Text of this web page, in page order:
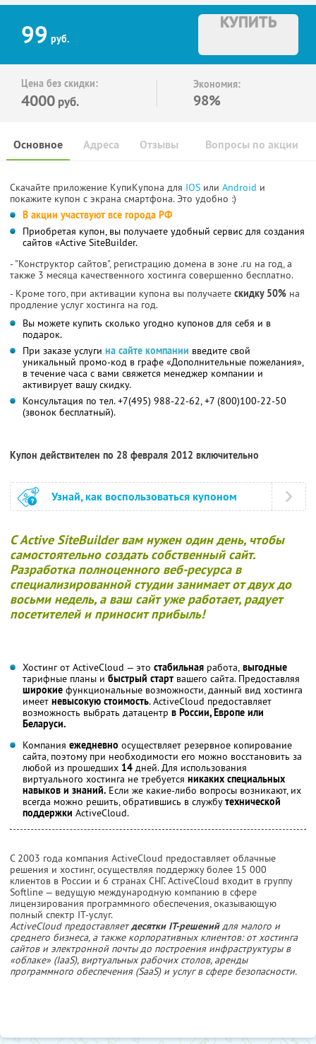
99 руб.
КУПИТЬ
Цена без скидки:
4000 руб.
Экономия:
98%
Основное Отзывы Вопросы по акции
Адреса
Скачайте приложение КупиКупона для IOS или Android и
покажите купон с экрана смартфона. Это удобно :)
В акции участвуют все города РФ
Приобретая купон, вы получаете удобный сервис для создания
сайтов «Active SiteBuilder.
- "Конструктор сайтов", регистрацию домена в зоне .ru на год, а
также 3 месяца качественного хостинга совершенно бесплатно.
- Кроме того, при активации купона вы получаете скидку 50% на
продление услуг хостинга на год.
Вы можете купить сколько угодно купонов для себя и в
подарок.
При заказе услуги на сайте компании введите свой
уникальный промо-код в графе «Дополнительные пожелания»,
в течение часа с вами свяжется менеджер компании и
активирует вашу скидку.
Консультация по тел. +7(495) 988-22-62, +7 (800)100-22-50
(звонок бесплатный).
Купон действителен по 28 февраля 2012 включительно
Узнай, как воспользоваться купоном
СActive SiteBuilderвам нужен один день, чтобы
самостоятельно создатьсобственныйсайт.
Разработка полноценного веб-ресурса в
специализированной студии занимает от двух до
восьми недель, а ваш сайт уже работает, радует
посетителей и приносит прибыль!
Хостинг от ActiveCloud — это стабильная работа, выгодные
тарифные планы и быстрый старт вашего сайта. Предоставляя
широкие функциональные возможности, данный вид хостинга
имеет невысокую стоимость. ActiveCloud предоставляет
возможность выбрать датацентр в России, Европе или
Беларуси.
Компания ежедневно осуществляет резервное копирование
сайта, поэтому при необходимости его можно восстановить за
любой из прошедших 14 дней. Для использования
виртуального хостинга не требуется никаких специальных
навыков и знаний. Если же какие-либо вопросы возникают, их
всегда можно решить, обратившись в службутехнической
поддержки ActiveCloud.
С 2003 года компания ActiveCloud предоставляет облачные
решения и хостинг, осуществляя поддержку более 15 000
клиентов в России и 6 странах СНГ. ActiveCloud входит в группу
Softline — ведущую международную компанию в сфере
лицензирования программного обеспечения, оказывающую
полный спектр IT-услуг.
ActiveCloud предоставляетдесятки IT-решенийдля малого и
среднего бизнеса, а также корпоративных клиентов: от хостинга
сайтов и электронной почты до построения инфраструктуры в
«облаке» (IaaS), виртуальных рабочих столов, аренды
программного обеспечения (SaaS) и услуг в сфере безопасности.